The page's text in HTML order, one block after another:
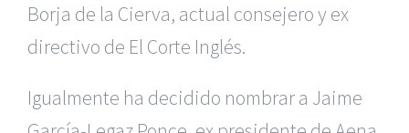
Borja de la Cierva, actual consejero y ex
directivo de El Corte Inglés.
Igualmente ha decidido nombrar a Jaime